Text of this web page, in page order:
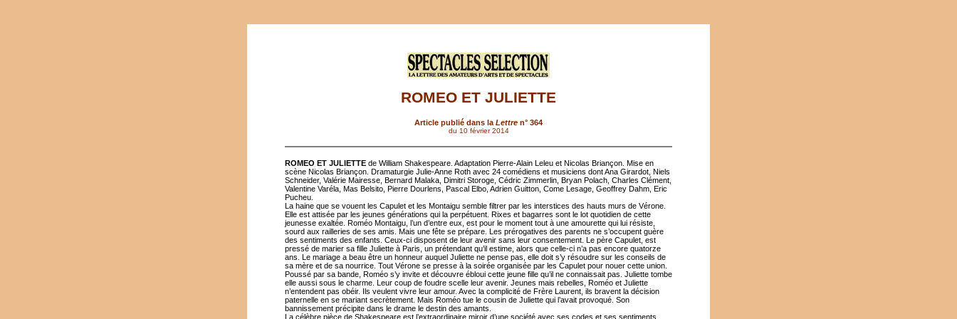
ROMEO ET JULIETTE
Article publié dans la Lettre n° 364
du 10 février 2014
ROMEO ET JULIETTE de William Shakespeare. Adaptation Pierre-Alain Leleu et Nicolas Briançon. Mise en
scène Nicolas Briançon. Dramaturgie Julie-Anne Roth avec 24 comédiens et musiciens dont Ana Girardot, Niels
Schneider, Valérie Mairesse, Bernard Malaka, Dimitri Storoge, Cédric Zimmerlin, Bryan Polach, Charles Clément,
Valentine Varéla, Mas Belsito, Pierre Dourlens, Pascal Elbo, Adrien Guitton, Come Lesage, Geoffrey Dahm, Eric
Pucheu.
La haine que se vouent les Capulet et les Montaigu semble filtrer par les interstices des hauts murs de Vérone.
Elle est attisée par les jeunes générations qui la perpétuent. Rixes et bagarres sont le lot quotidien de cette
jeunesse exaltée. Roméo Montaigu, l’un d’entre eux, est pour le moment tout à une amourette qui lui résiste,
sourd aux railleries de ses amis. Mais une fête se prépare. Les prérogatives des parents ne s’occupent guère
des sentiments des enfants. Ceux-ci disposent de leur avenir sans leur consentement. Le père Capulet, est
pressé de marier sa fille Juliette à Paris, un prétendant qu’il estime, alors que celle-ci n’a pas encore quatorze
ans. Le mariage a beau être un honneur auquel Juliette ne pense pas, elle doit s’y résoudre sur les conseils de
sa mère et de sa nourrice. Tout Vérone se presse à la soirée organisée par les Capulet pour nouer cette union.
Poussé par sa bande, Roméo s’y invite et découvre ébloui cette jeune fille qu’il ne connaissait pas. Juliette tombe
elle aussi sous le charme. Leur coup de foudre scelle leur avenir. Jeunes mais rebelles, Roméo et Juliette
n’entendent pas obéir. Ils veulent vivre leur amour. Avec la complicité de Frère Laurent, ils bravent la décision
paternelle en se mariant secrètement. Mais Roméo tue le cousin de Juliette qui l’avait provoqué. Son
bannissement précipite dans le drame le destin des amants.
La célèbre pièce de Shakespeare est l’extraordinaire miroir d’une société avec ses codes et ses sentiments.